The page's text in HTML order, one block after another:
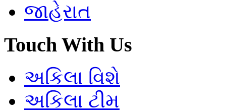
જાહેરાત
Touch With Us
અકિલા વિશે
અકિલા ટીમ